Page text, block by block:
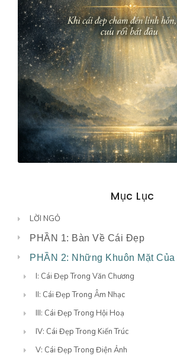
Mục Lục
LỜI NGỎ
PHẦN 1: Bàn Về Cái Đẹp
PHẦN 2: Những Khuôn Mặt
I: Cái Đẹp Trong Văn Chương
II: Cái Đẹp Trong Âm Nhạc
III: Cái Đẹp Trong Hội Hoạ
IV: Cái Đẹp Trong Kiến Trúc
V: Cái Đẹp Trong Điện Ảnh